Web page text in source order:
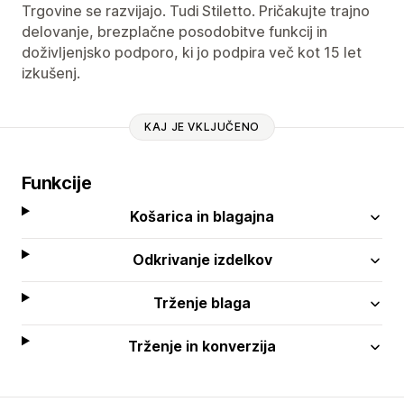
Trgovine se razvijajo. Tudi Stiletto. Pričakujte trajno
delovanje, brezplačne posodobitve funkcij in
doživljenjsko podporo, ki jo podpira več kot 15 let
izkušenj.
KAJ JE VKLJUČENO
Funkcije
Košarica in blagajna
Odkrivanje izdelkov
Trženje blaga
Trženje in konverzija